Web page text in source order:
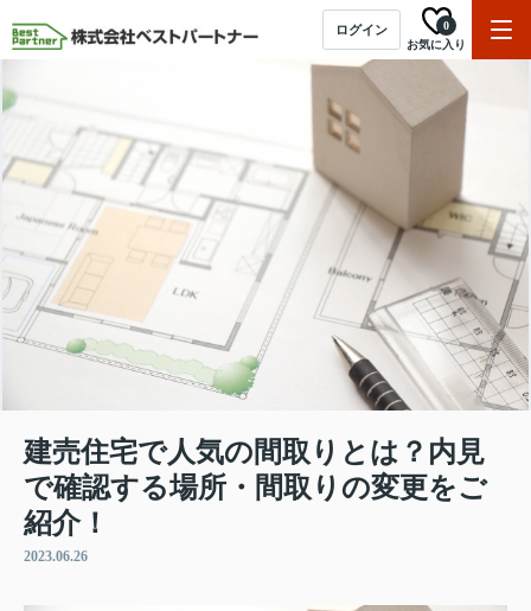
ログイン
お気に入り
0
建売住宅で人気の間取りとは？内見
で確認する場所・間取りの変更をご
紹介！
2023.06.26